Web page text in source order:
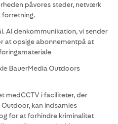
påvores steder, netværk
forretning.
denkommunikation, vi sender
at opsige abonnementpå at
BauerMedia Outdoors
i faciliteter, der
kan indsamles
for at forhindre kriminalitet